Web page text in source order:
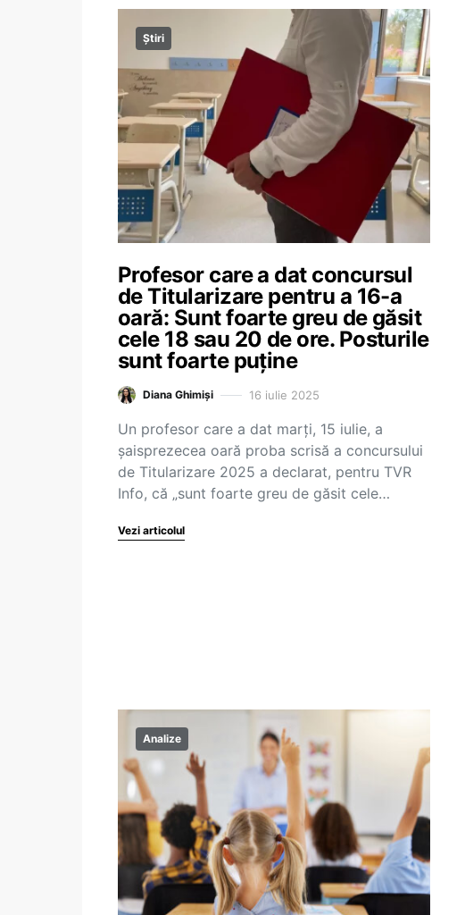
Știri
Profesor care a dat concursul
de Titularizare pentru a 16-a
oară: Sunt foarte greu de găsit
cele 18 sau 20 de ore. Posturile
sunt foarte puține
Diana Ghimiși 16 iulie 2025
Un profesor care a dat marți, 15 iulie, a
șaisprezecea oară proba scrisă a concursului
de Titularizare 2025 a declarat, pentru TVR
Info, că „sunt foarte greu de găsit cele…
Vezi articolul
Analize